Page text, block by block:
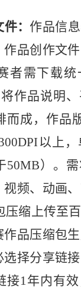
： 作品信
作品创作文
者需下载统
作品说明
而成，作品
以上
50MB）。
视频、动画
压缩上传至
品压缩包
选择分享链
接1年内有